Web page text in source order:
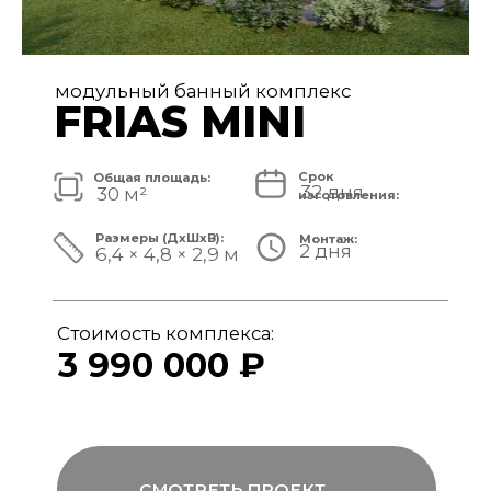
4 890 000 ₽
Монтаж:
2 дня
8,4 × 4,8 × 3,1 м
Размеры (ДxШxВ):
32 дня
изготовления:
40 м²
модульный банный комплекс